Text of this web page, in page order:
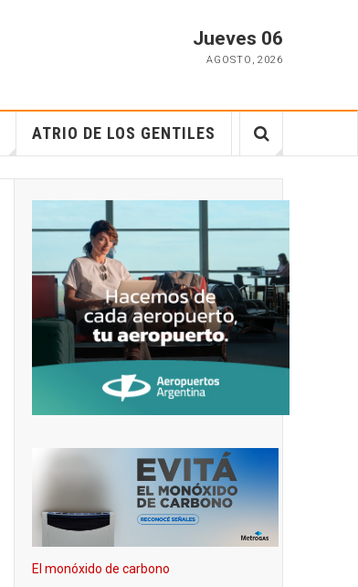
Jueves 06
AGOSTO , 2026
ATRIO DE LOS GENTILES
El monóxido de carbono